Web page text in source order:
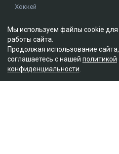
Хоккей
Истории
Олимпиада
Редакция
О проекте
Мы используем файлы cookie
работы сайта.
Продолжая использование
соглашаетесь с нашей политикой
конфиденциальности